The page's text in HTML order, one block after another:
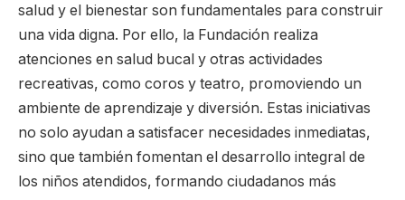
salud y el bienestar son fundamentales para construir
una vida digna. Por ello, la Fundación realiza
atenciones en salud bucal y otras actividades
recreativas, como coros y teatro, promoviendo un
ambiente de aprendizaje y diversión. Estas iniciativas
no solo ayudan a satisfacer necesidades inmediatas,
sino que también fomentan el desarrollo integral de
los niños atendidos, formando ciudadanos más